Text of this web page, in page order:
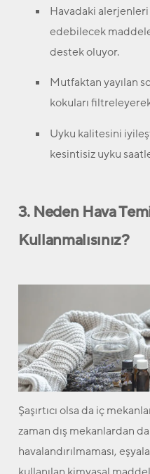
Havadaki
edebilecek
destek oluyor.
Mutfaktan yayılan
kokuları
Uyku kalitesini
kesintisiz uyku
3. Neden Hava
Kullanmalısınız?
Şaşırtıcı olsa da iç
zaman dış mekanlardan
havalandırılmaması,